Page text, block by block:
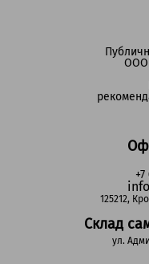
125212,
Склад
ул.
ООО